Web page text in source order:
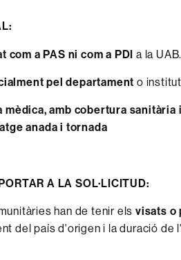
:
com a PAS ni com a PDI a la UAB.
pel departament o
mèdica, amb cobertura
anada i tornada
A LA SOL·LICITUD:
han de tenir els visats o
del país d'origen i la duració de